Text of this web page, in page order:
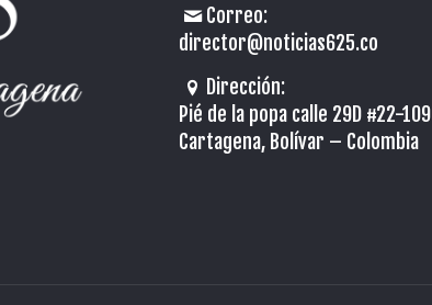
Correo:
director@noticias625.co
Dirección:
Pié de la popa calle 29D #22-109
Cartagena, Bolívar – Colombia